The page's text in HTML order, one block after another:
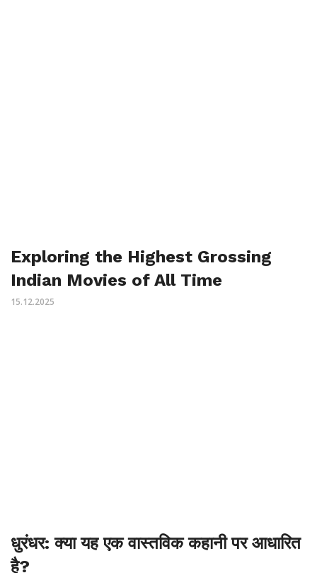
Exploring the Highest Grossing
Indian Movies of All Time
15.12.2025
धुरंधर: क्या यह एक वास्तविक कहानी पर आधारित
है?